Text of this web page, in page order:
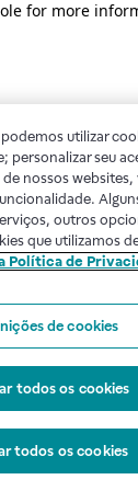
for more
utilizar
personalizar seu
nossos websites,
outros
que utilizamos
Política de
de cookies
todos os cookies
todos os cookies